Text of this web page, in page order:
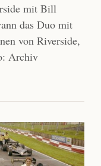
mit Bill
das Duo mit
von Riverside,
Archiv